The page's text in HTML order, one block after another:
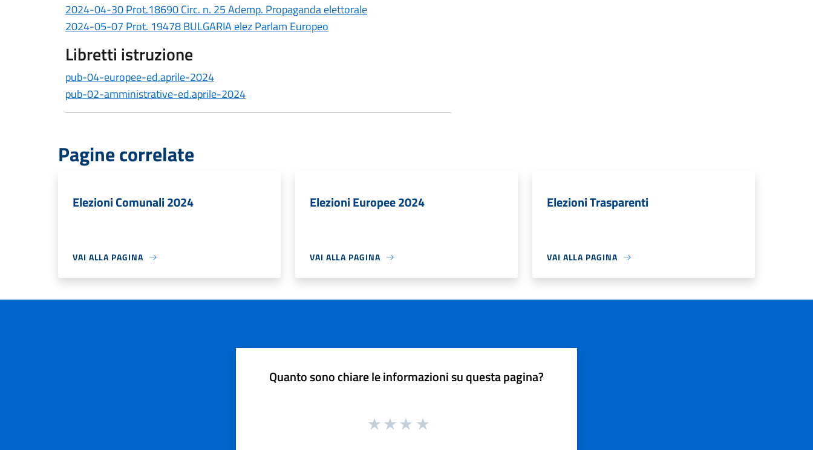
2024-04-30 Prot.18690 Circ. n. 25 Ademp. Propaganda elettorale
2024-05-07 Prot. 19478 BULGARIA elez Parlam Europeo
Libretti istruzione
pub-04-europee-ed.aprile-2024
pub-02-amministrative-ed.aprile-2024
Pagine correlate
Elezioni Comunali 2024
VAI ALLA PAGINA
Elezioni Europee 2024
VAI ALLA PAGINA
Elezioni Trasparenti
VAI ALLA PAGINA
Quanto sono chiare le informazioni su questa pagina?